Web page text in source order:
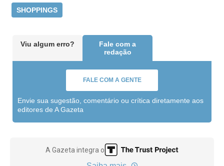
SHOPPINGS
Viu algum erro?
Fale com a
redação
FALE COM A GENTE
Envie sua sugestão, comentário ou crítica diretamente aos
editores de A Gazeta
A Gazeta integra o